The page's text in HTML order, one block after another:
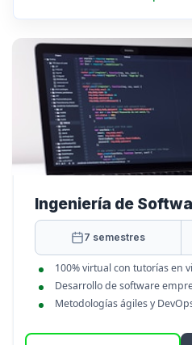
Ingeniería de
7 semestres
100% virtual con tutorías en
Desarrollo de software
Metodologías ágiles y